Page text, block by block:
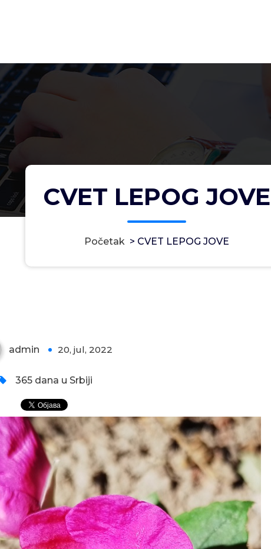
CVET LEPOG JOVE
Početak > CVET LEPOG JOVE
admin 20, jul, 2022
365 dana u Srbiji